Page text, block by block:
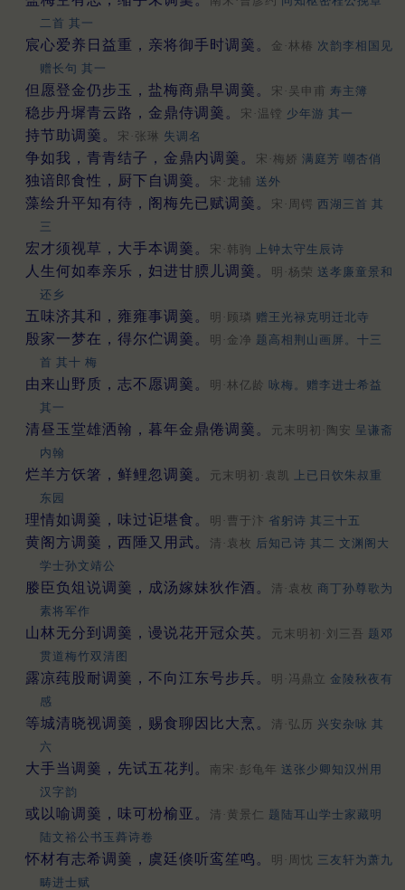
二首 其一
宸心爱养日益重，亲将御手时调羹。 金·林椿 次韵李相国见
赠长句 其一
但愿登金仍步玉，盐梅商鼎早调羹。 宋·吴申甫 寿主簿
稳步丹墀青云路，金鼎侍调羹。 宋·温镗 少年游 其一
持节助调羹。 宋·张琳 失调名
争如我，青青结子，金鼎内调羹。 宋·梅娇 满庭芳 嘲杏俏
独谙郎食性，厨下自调羹。 宋·龙辅 送外
藻绘升平知有待，阁梅先已赋调羹。 宋·周锷 西湖三首 其
三
宏才须视草，大手本调羹。 宋·韩驹 上钟太守生辰诗
人生何如奉亲乐，妇进甘腝儿调羹。 明·杨荣 送孝廉童景和
还乡
五味济其和，雍雍事调羹。 明·顾璘 赠王光禄克明迁北寺
殷家一梦在，得尔伫调羹。 明·金净 题高相荆山画屏。十三
首 其十 梅
由来山野质，志不愿调羹。 明·林亿龄 咏梅。赠李进士希益
其一
清昼玉堂雄洒翰，暮年金鼎倦调羹。 元末明初·陶安 呈谦斋
内翰
烂羊方饫箸，鲜鲤忽调羹。 元末明初·袁凯
上已日饮朱叔重
东园
理情如调羹，味过讵堪食。 明·曹于汴 省躬诗 其三十五
黄阁方调羹，西陲又用武。 清·袁枚 后知己诗 其二 文渊阁大
学士孙文靖公
媵臣负俎说调羹，成汤嫁妹狄作酒。 清·袁枚 商丁孙尊歌为
素将军作
山林无分到调羹，谩说花开冠众英。 元末明初·刘三吾 题邓
贯道梅竹双清图
露凉莼股耐调羹，不向江东号步兵。 明·冯鼎立 金陵秋夜有
感
等城清晓视调羹，赐食聊因比大烹。 清·弘历 兴安杂咏 其
六
大手当调羹，先试五花判。 南宋·彭龟年 送张少卿知汉州用
汉字韵
或以喻调羹，味可枌榆亚。 清·黄景仁 题陆耳山学士家藏明
陆文裕公书玉蕣诗卷
怀材有志希调羹，虞廷倏听鸾笙鸣。 明·周忱 三友轩为萧九
畴进士赋